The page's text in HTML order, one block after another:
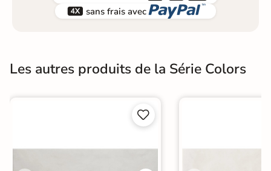
 sans frais avec 
Les autres produits de la Série Colors

